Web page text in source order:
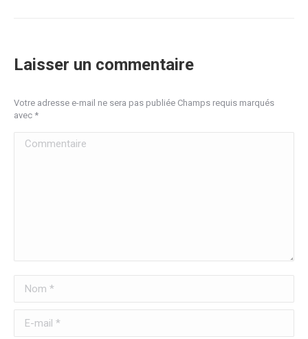
Laisser un commentaire
Votre adresse e-mail ne sera pas publiée Champs requis marqués
avec *
Commentaire
Nom *
E-mail *